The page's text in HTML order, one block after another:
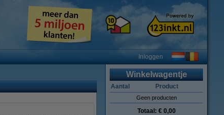
Inloggen
Winkelwagentje
Aantal Product
Geen producten
Totaal: € 0,00